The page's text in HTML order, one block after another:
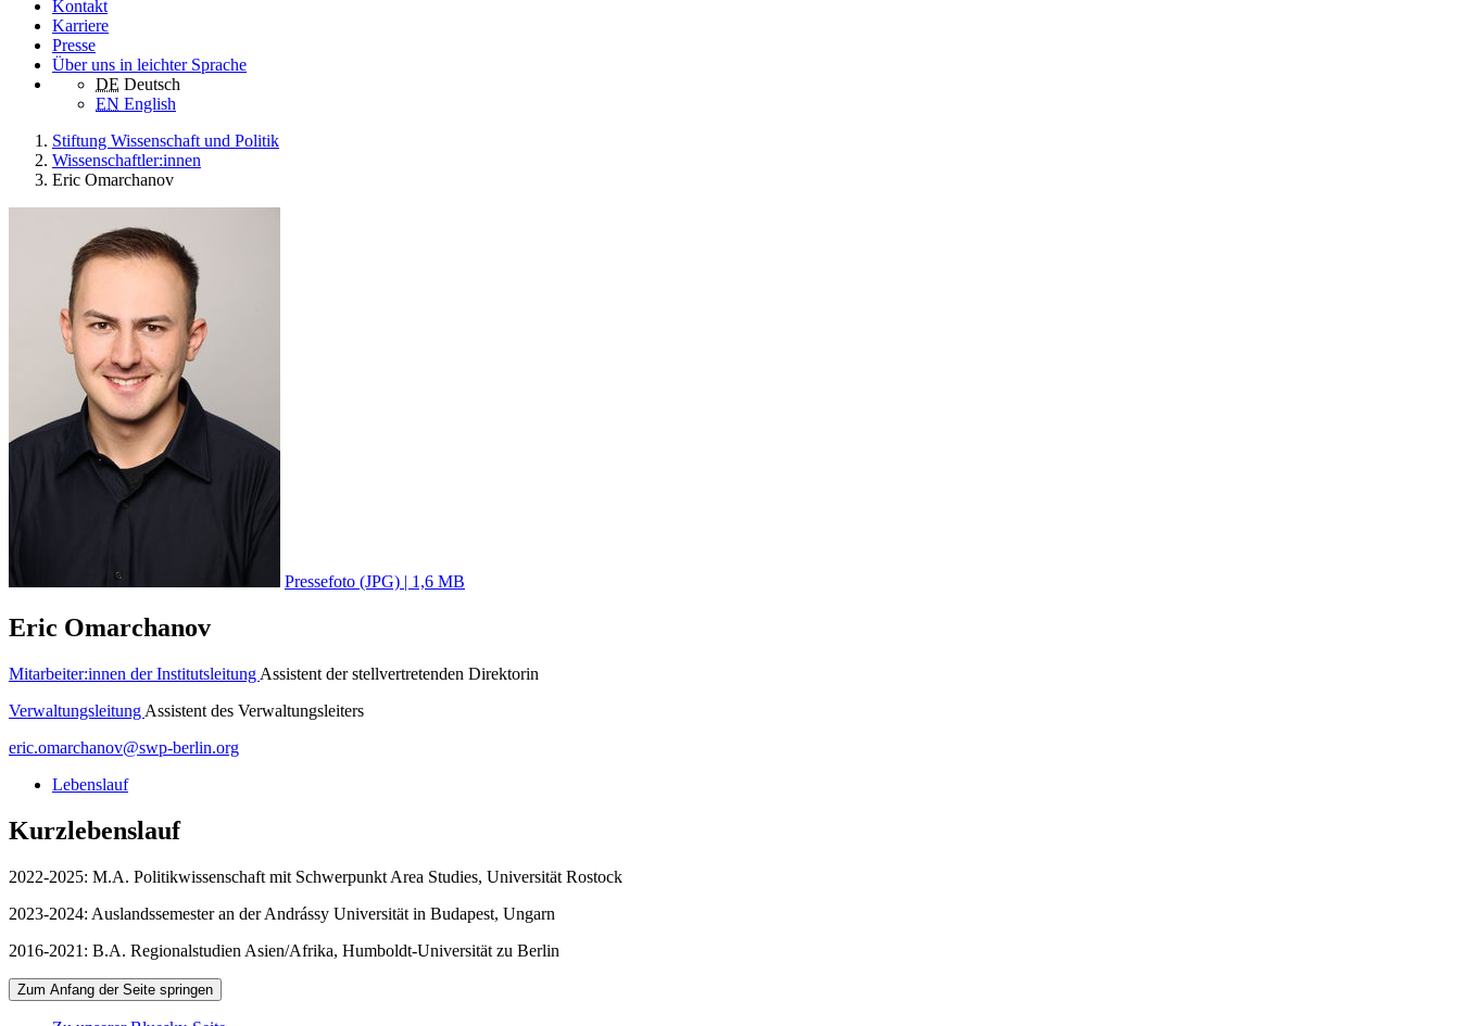
Kontakt
Karriere
Presse
Über uns in leichter Sprache
DE Deutsch
EN English
Stiftung Wissenschaft und Politik
Wissenschaftler:innen
Eric Omarchanov
Pressefoto (JPG) | 1,6 MB
Eric Omarchanov
Mitarbeiter:innen der Institutsleitung Assistent der stellvertretenden Direktorin
Verwaltungsleitung Assistent des Verwaltungsleiters
eric.omarchanov@swp-berlin.org
Lebenslauf
Kurzlebenslauf
2022-2025: M.A. Politikwissenschaft mit Schwerpunkt Area Studies, Universität Rostock
2023-2024: Auslandssemester an der Andrássy Universität in Budapest, Ungarn
2016-2021: B.A. Regionalstudien Asien/Afrika, Humboldt-Universität zu Berlin
Zum Anfang der Seite springen